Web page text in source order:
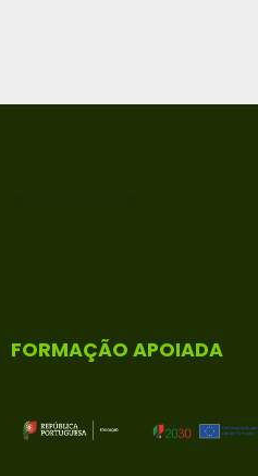
FORMAÇÃO APOIADA